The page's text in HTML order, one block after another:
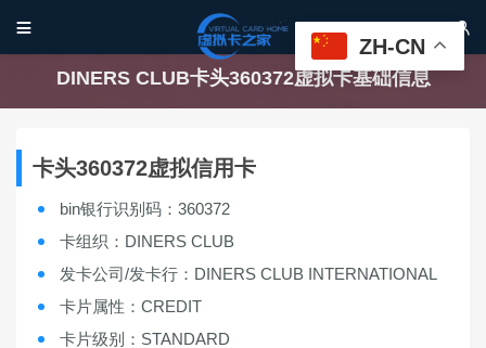
 
DINERS CLUB卡头360372虚拟卡基础信息
卡头360372虚拟信用卡
bin银行识别码：360372
卡组织：DINERS CLUB
发卡公司/发卡行：DINERS CLUB INTERNATIONAL
卡片属性：CREDIT
卡片级别：STANDARD
ZH-CN